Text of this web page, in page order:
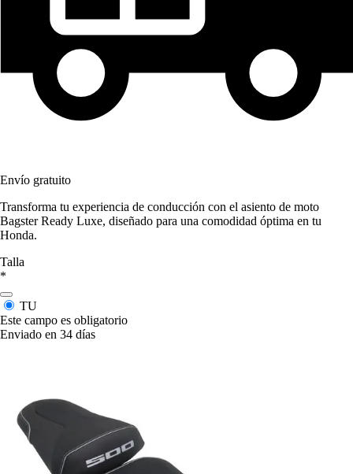
Envío gratuito
Transforma tu experiencia de conducción con el asiento de moto
Bagster Ready Luxe, diseñado para una comodidad óptima en tu
Honda.
Talla
*
TU
Este campo es obligatorio
Enviado en 34 días